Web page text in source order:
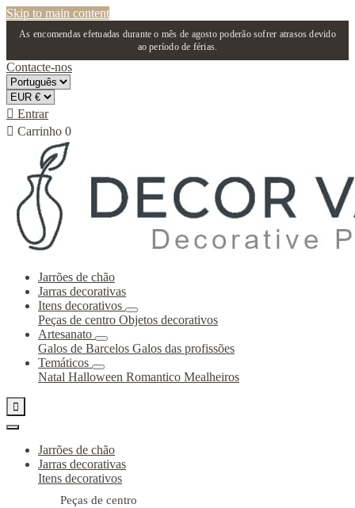
Skip to main content
As encomendas efetuadas durante o mês de agosto poderão sofrer atrasos devido
ao período de férias.
Contacte-nos
 Entrar
 Carrinho 0
Jarrões de chão
Jarras decorativas
Itens decorativos
Peças de centro Objetos decorativos
Artesanato
Galos de Barcelos Galos das profissões
Temáticos
Natal Halloween Romantico Mealheiros

Jarrões de chão
Jarras decorativas
Itens decorativos
Peças de centro